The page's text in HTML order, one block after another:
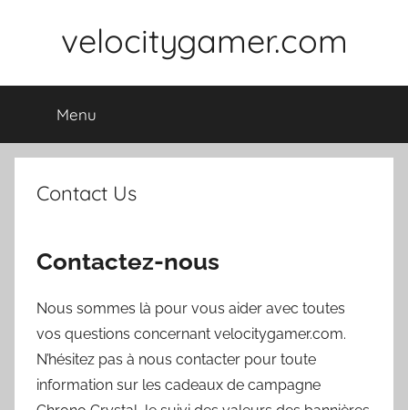
velocitygamer.com
Menu
Contact Us
Contactez-nous
Nous sommes là pour vous aider avec toutes
vos questions concernant velocitygamer.com.
N’hésitez pas à nous contacter pour toute
information sur les cadeaux de campagne